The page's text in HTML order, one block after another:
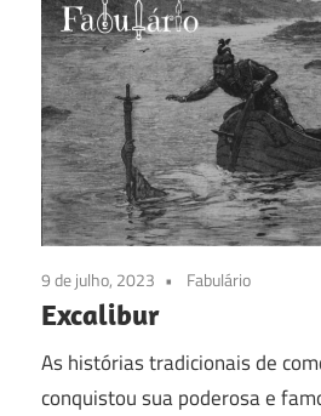
9 de julho, 2023 Fabulário
Excalibur
As histórias tradicionais de
conquistou sua poderosa e